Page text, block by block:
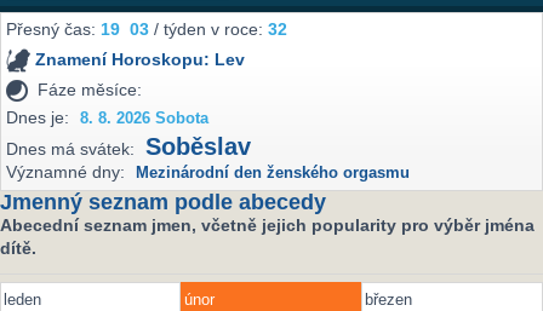
Přesný čas:19 03 / týden v roce:32
Znamení Horoskopu: Lev
Fáze měsíce:
Dnes je:
8. 8. 2026 Sobota
Dnes má svátek: Soběslav
Významné dny: Mezinárodní den ženského orgasmu
Jmenný seznam podle abecedy
Abecední seznam jmen, včetně jejich popularity pro výběr jména
dítě.
leden únor
březen